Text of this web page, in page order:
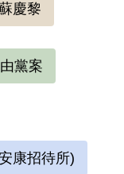
進黨通過
件被平反
職40分鐘
時代〉的
大遊行」
」為口號，
，三度重
慶黎
黨案
康招待所)